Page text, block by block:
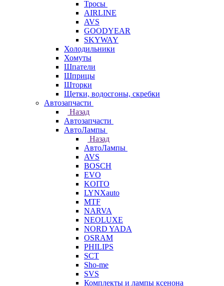
Тросы
AIRLINE
AVS
GOODYEAR
SKYWAY
Холодильники
Хомуты
Шпатели
Шприцы
Шторки
Щетки, водосгоны, скребки
Автозапчасти
Назад
Автозапчасти
АвтоЛампы
Назад
АвтоЛампы
AVS
BOSCH
EVO
KOITO
LYNXauto
MTF
NARVA
NEOLUXE
NORD YADA
OSRAM
PHILIPS
SCT
Sho-me
SVS
Комплекты и лампы ксенона